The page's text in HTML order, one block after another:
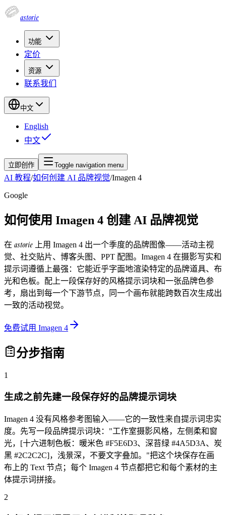
astorie
功能
定价
资源
联系我们
中文
English
中文
立即创作 Toggle navigation menu
AI 教程/如何创建 AI 品牌视觉/Imagen 4
Google
如何使用 Imagen 4 创建 AI 品牌视觉
在 astorie 上用 Imagen 4 出一个季度的品牌图像——活动主视
觉、社交贴片、博客头图、PPT 配图。Imagen 4 在摄影写实和
提示词遵循上最强：它能近乎字面地渲染特定的品牌道具、布
光和色板。配上一段保存好的风格提示词块和一张品牌色参
考，扇出到每一个下游节点，同一个画布就能跨数百次生成出
一致的活动视觉。
免费试用 Imagen 4
分步指南
1
生成之前先建一段保存好的品牌提示词块
Imagen 4 没有风格参考图输入——它的一致性来自提示词忠实
度。先写一段品牌提示词块："工作室摄影风格，左侧柔和窗
光，[十六进制色板：暖米色 #F5E6D3、深苔绿 #4A5D3A、炭
黑 #2C2C2C]，浅景深，不要文字叠加。"把这个块保存在画
布上的 Text 节点；每个 Imagen 4 节点都把它和每个素材的主
体提示词拼接。
2